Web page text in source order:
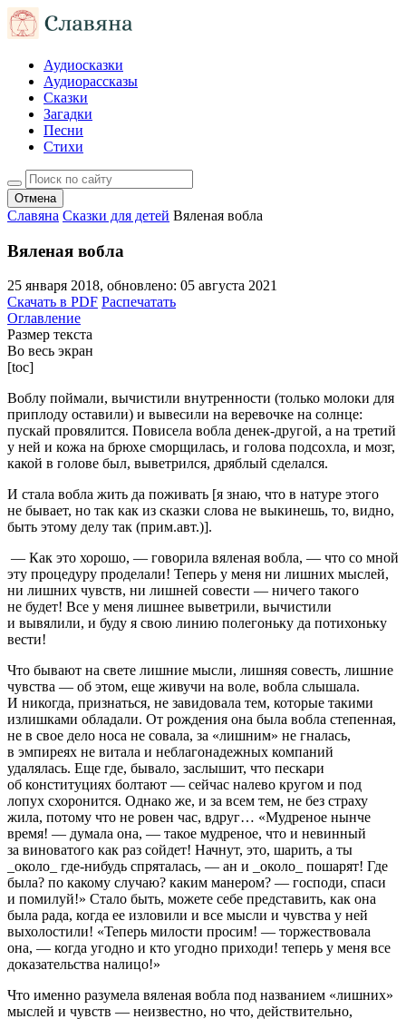
Аудиосказки
Аудиорассказы
Сказки
Загадки
Песни
Стихи
Отмена
Славяна Сказки для детей Вяленая вобла
Вяленая вобла
25 января 2018, обновлено: 05 августа 2021
Скачать в PDF Распечатать
Оглавление
Размер текста
Во весь экран
[toc]
Воблу поймали, вычистили внутренности (только молоки для
приплоду оставили) и вывесили на веревочке на солнце:
пускай провялится. Повисела вобла денек-другой, а на третий
у ней и кожа на брюхе сморщилась, и голова подсохла, и мозг,
какой в голове был, выветрился, дряблый сделался.
И стала вобла жить да поживать [я знаю, что в натуре этого
не бывает, но так как из сказки слова не выкинешь, то, видно,
быть этому делу так (прим.авт.)].
— Как это хорошо, — говорила вяленая вобла, — что со мной
эту процедуру проделали! Теперь у меня ни лишних мыслей,
ни лишних чувств, ни лишней совести — ничего такого
не будет! Все у меня лишнее выветрили, вычистили
и вывялили, и буду я свою линию полегоньку да потихоньку
вести!
Что бывают на свете лишние мысли, лишняя совесть, лишние
чувства — об этом, еще живучи на воле, вобла слышала.
И никогда, признаться, не завидовала тем, которые такими
излишками обладали. От рождения она была вобла степенная,
не в свое дело носа не совала, за «лишним» не гналась,
в эмпиреях не витала и неблагонадежных компаний
удалялась. Еще где, бывало, заслышит, что пескари
об конституциях болтают — сейчас налево кругом и под
лопух схоронится. Однако же, и за всем тем, не без страху
жила, потому что не ровен час, вдруг… «Мудреное нынче
время! — думала она, — такое мудреное, что и невинный
за виноватого как раз сойдет! Начнут, это, шарить, а ты
_около_ где-нибудь спряталась, — ан и _около_ пошарят! Где
была? по какому случаю? каким манером? — господи, спаси
и помилуй!» Стало быть, можете себе представить, как она
была рада, когда ее изловили и все мысли и чувства у ней
выхолостили! «Теперь милости просим! — торжествовала
она, — когда угодно и кто угодно приходи! теперь у меня все
доказательства налицо!»
Что именно разумела вяленая вобла под названием «лишних»
мыслей и чувств — неизвестно, но что, действительно,